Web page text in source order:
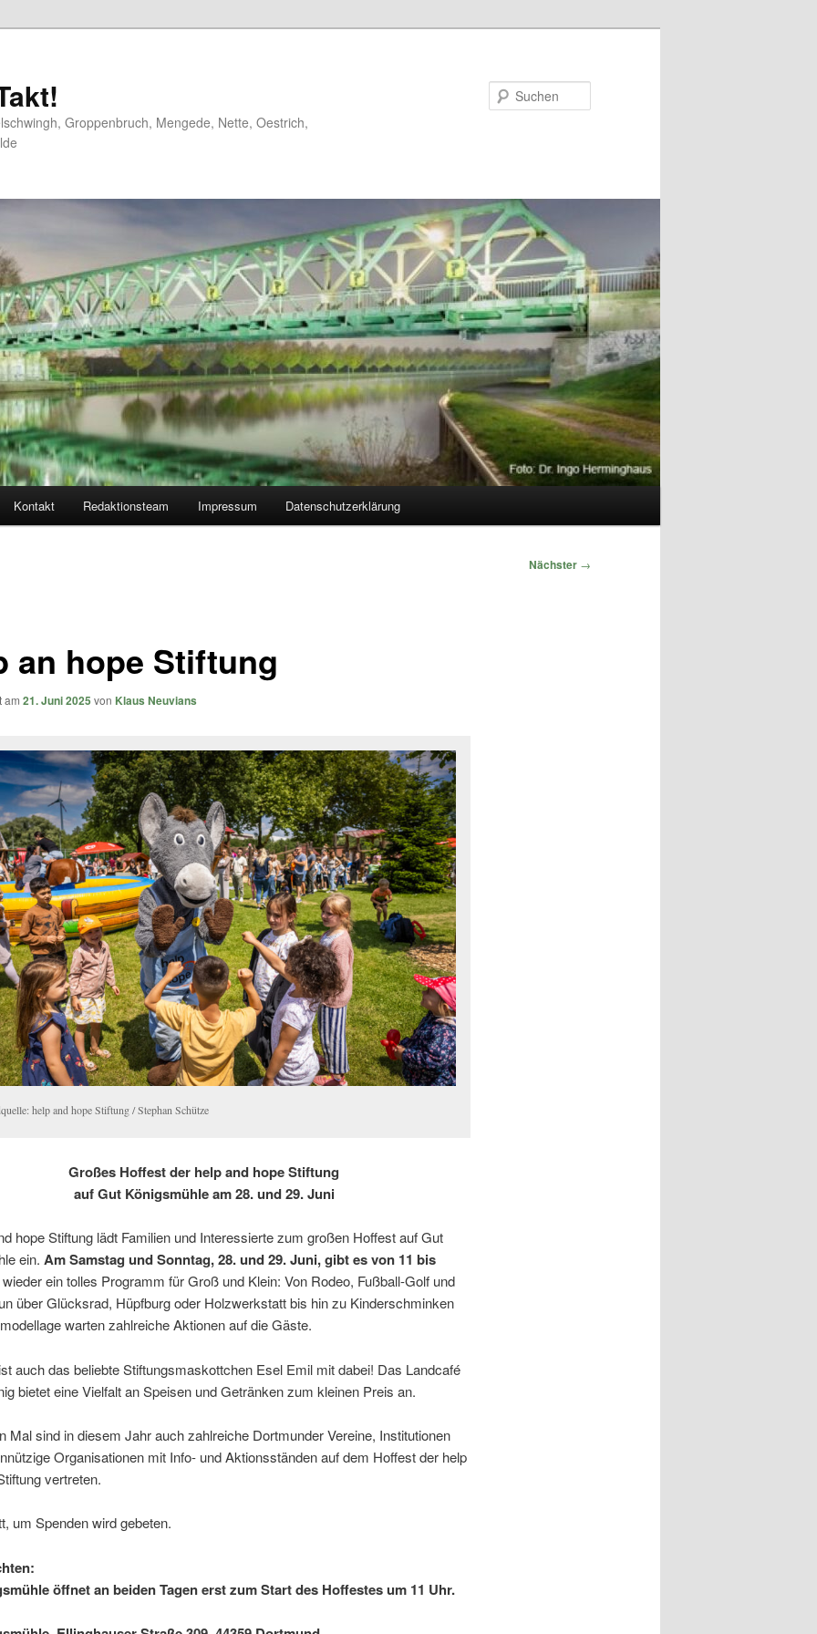
Groppenbruch, Mengede, Nette, Oestrich,
Kontakt Redaktionsteam Impressum Datenschutzerklärung
Nächster →
an hope Stiftung
am 21. Juni 2025 von Klaus Neuvians
help and hope Stiftung / Stephan Schütze
Großes Hoffest der help and hope Stiftung
auf Gut Königsmühle am 28. und 29. Juni
hope Stiftung lädt Familien und Interessierte zum großen Hoffest auf Gut
ein. Am Samstag und Sonntag, 28. und 29. Juni, gibt es von 11 bis
ein tolles Programm für Groß und Klein: Von Rodeo, Fußball-Golf und
über Glücksrad, Hüpfburg oder Holzwerkstatt bis hin zu Kinderschminken
warten zahlreiche Aktionen auf die Gäste.
auch das beliebte Stiftungsmaskottchen Esel Emil mit dabei! Das Landcafé
bietet eine Vielfalt an Speisen und Getränken zum kleinen Preis an.
Mal sind in diesem Jahr auch zahlreiche Dortmunder Vereine, Institutionen
Organisationen mit Info- und Aktionsständen auf dem Hoffest der help
vertreten.
um Spenden wird gebeten.
öffnet an beiden Tagen erst zum Start des Hoffestes um 11 Uhr.